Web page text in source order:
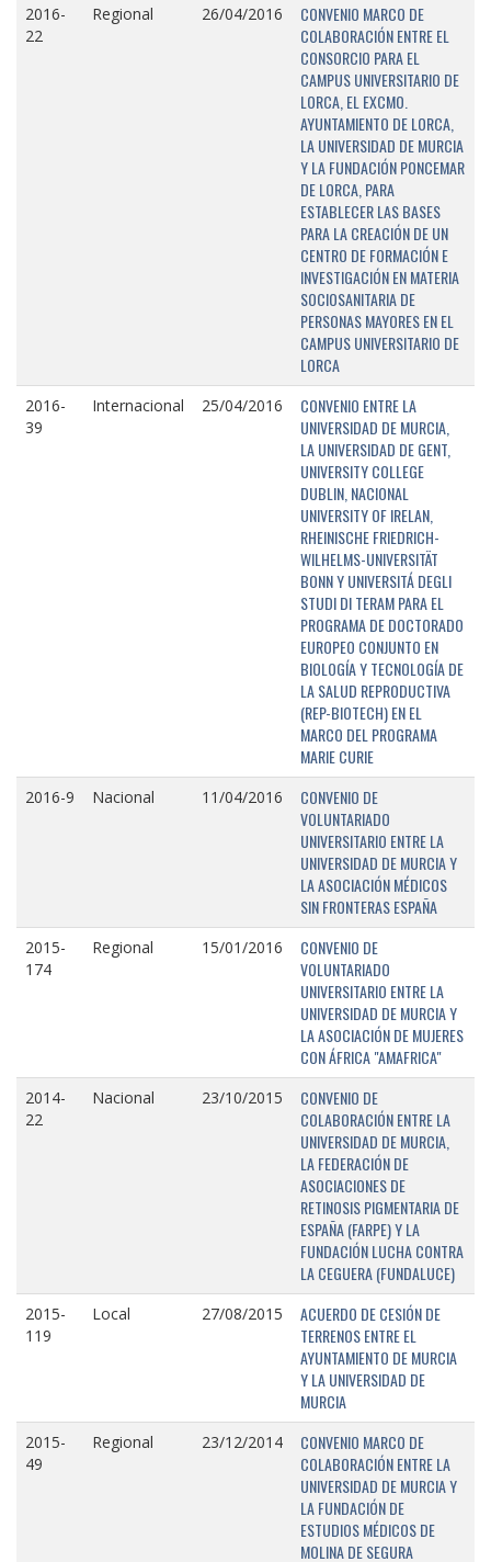
2016-
22
Regional 26/04/2016
CONVENIO MARCO DE
COLABORACIÓN ENTRE EL
CONSORCIO PARA EL
CAMPUS UNIVERSITARIO DE
LORCA, EL EXCMO.
AYUNTAMIENTO DE LORCA,
LA UNIVERSIDAD DE MURCIA
Y LA FUNDACIÓN PONCEMAR
DE LORCA, PARA
ESTABLECER LAS BASES
PARA LA CREACIÓN DE UN
CENTRO DE FORMACIÓN E
INVESTIGACIÓN EN MATERIA
SOCIOSANITARIA DE
PERSONAS MAYORES EN EL
CAMPUS UNIVERSITARIO DE
LORCA
2016-
39
Internacional 25/04/2016
CONVENIO ENTRE LA
UNIVERSIDAD DE MURCIA,
LA UNIVERSIDAD DE GENT,
UNIVERSITY COLLEGE
DUBLIN, NACIONAL
UNIVERSITY OF IRELAN,
RHEINISCHE FRIEDRICH-
WILHELMS-UNIVERSITÄT
BONN Y UNIVERSITÁ DEGLI
STUDI DI TERAM PARA EL
PROGRAMA DE DOCTORADO
EUROPEO CONJUNTO EN
BIOLOGÍA Y TECNOLOGÍA DE
LA SALUD REPRODUCTIVA
(REP-BIOTECH) EN EL
MARCO DEL PROGRAMA
MARIE CURIE
2016-9 Nacional 11/04/2016
CONVENIO DE
VOLUNTARIADO
UNIVERSITARIO ENTRE LA
UNIVERSIDAD DE MURCIA Y
LA ASOCIACIÓN MÉDICOS
SIN FRONTERAS ESPAÑA
2015-
174
Regional 15/01/2016
CONVENIO DE
VOLUNTARIADO
UNIVERSITARIO ENTRE LA
UNIVERSIDAD DE MURCIA Y
LA ASOCIACIÓN DE MUJERES
CON ÁFRICA "AMAFRICA"
2014-
22
Nacional 23/10/2015
CONVENIO DE
COLABORACIÓN ENTRE LA
UNIVERSIDAD DE MURCIA,
LA FEDERACIÓN DE
ASOCIACIONES DE
RETINOSIS PIGMENTARIA DE
ESPAÑA (FARPE) Y LA
FUNDACIÓN LUCHA CONTRA
LA CEGUERA (FUNDALUCE)
2015-
119
Local 27/08/2015
ACUERDO DE CESIÓN DE
TERRENOS ENTRE EL
AYUNTAMIENTO DE MURCIA
Y LA UNIVERSIDAD DE
MURCIA
2015-
49
Regional 23/12/2014
CONVENIO MARCO DE
COLABORACIÓN ENTRE LA
UNIVERSIDAD DE MURCIA Y
LA FUNDACIÓN DE
ESTUDIOS MÉDICOS DE
MOLINA DE SEGURA